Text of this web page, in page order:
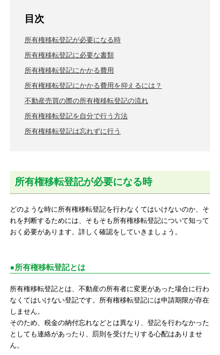
目次
所有権移転登記が必要になる時
所有権移転登記に必要な書類
所有権移転登記にかかる費用
所有権移転登記にかかる費用を抑えるには？
不動産売買の際の所有権移転登記の流れ
所有権移転登記を自分で行う方法
所有権移転登記は忘れずに行う
所有権移転登記が必要になる時
どのような時に所有権移転登記を行わなくてはいけないのか、そ
れを判断するためには、そもそも所有権移転登記について知って
おく必要があります。詳しく確認をしていきましょう。
●所有権移転登記とは
所有権移転登記とは、不動産の所有者に変更があった場合に行わ
なくてはいけない登記です。所有権移転登記には申請期限が存在
しません。
そのため、税金の納付忘れなどとは異なり、登記を行わなかった
としても連絡があったり、罰則を受けたりする心配はありませ
ん。